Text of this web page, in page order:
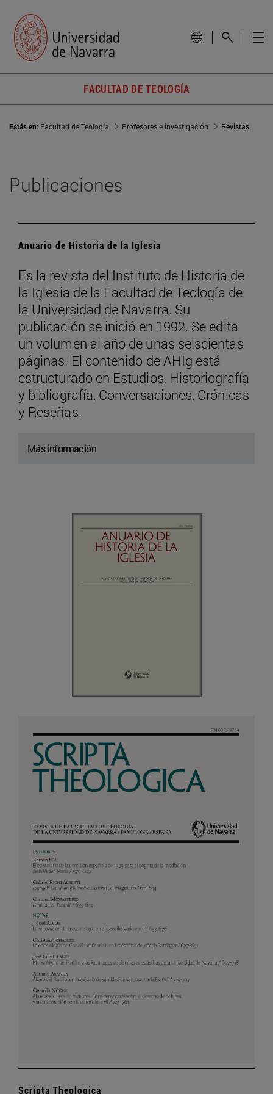
FACULTAD DE TEOLOGÍA
Estás en: Facultad de Teología Profesores e investigación Revistas
Publicaciones
Anuario de Historia de la Iglesia
Es la revista del Instituto de Historia de
la Iglesia de la Facultad de Teología de
la Universidad de Navarra. Su
publicación se inició en 1992. Se edita
un volumen al año de unas seiscientas
páginas. El contenido de AHIg está
estructurado en Estudios, Historiografía
y bibliografía, Conversaciones, Crónicas
y Reseñas.
Más información
Scripta Theologica